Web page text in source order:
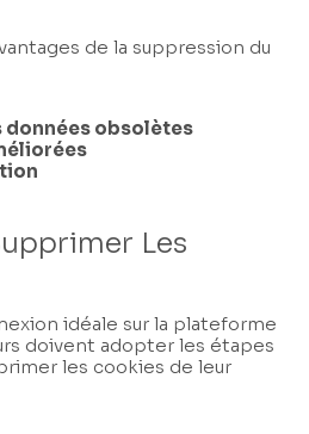
de la suppression du
données obsolètes
Les
idéale sur la plateforme
doivent adopter les étapes
les cookies de leur